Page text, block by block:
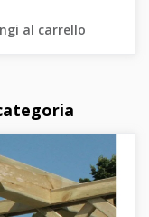
al carrello